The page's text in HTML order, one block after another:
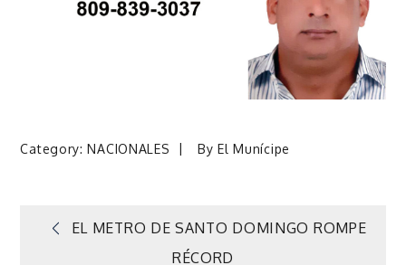
Category:NACIONALES ByEl Munícipe
Navegación
EL METRO DE SANTO DOMINGO ROMPE
RÉCORD